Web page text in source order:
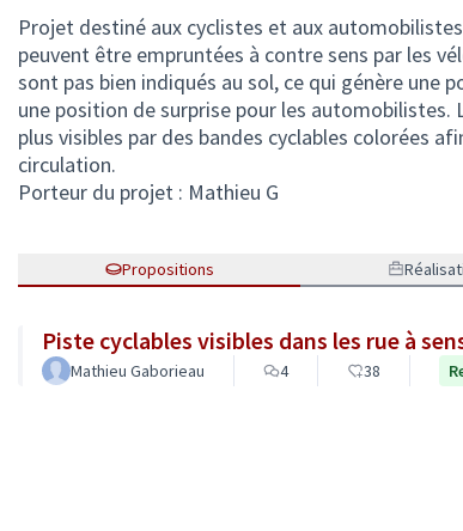
Projet destiné aux cyclistes et aux
peuvent être empruntées à contre sens par les
sont pas bien indiqués au sol, ce qui génère une
une position de surprise pour les automobilistes.
plus visibles par des bandes cyclables colorées
circulation.
Porteur du projet : Mathieu G
Propositions
Piste cyclables visibles dans les rue à
Mathieu Gaborieau 4 38